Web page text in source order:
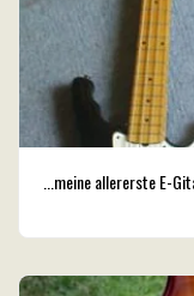
...meine allererste E-